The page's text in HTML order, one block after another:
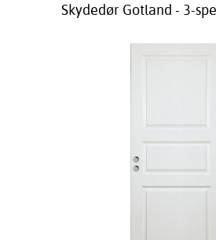
Skydedør Gotland - 3-